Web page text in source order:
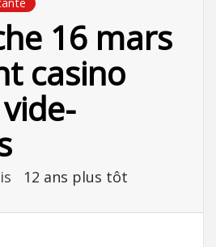
16 mars
casino
12 ans plus tôt